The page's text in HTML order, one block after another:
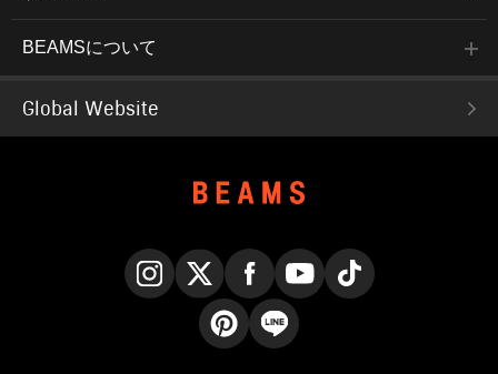
BEAMSについて
Global Website